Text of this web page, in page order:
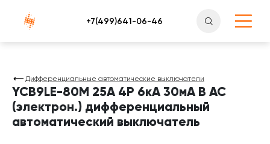
Атлантснаб
Дифференциальные автоматические выключатели
YCB9LE-80M 25А 4P 6кА 30мА B AC
(электрон.) дифференциальный
автоматический выключатель